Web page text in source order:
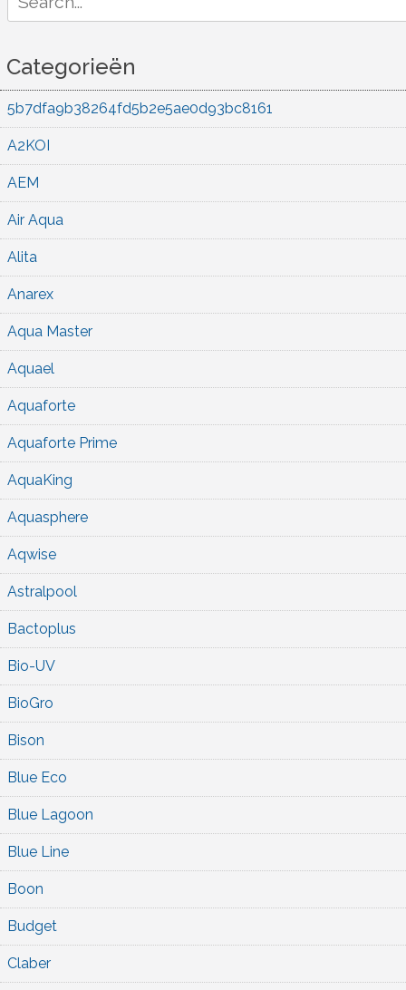
for:
Categorieën
5b7dfa9b38264fd5b2e5ae0d93bc8161
A2KOI
AEM
Air Aqua
Alita
Anarex
Aqua Master
Aquael
Aquaforte
Aquaforte Prime
AquaKing
Aquasphere
Aqwise
Astralpool
Bactoplus
Bio-UV
BioGro
Bison
Blue Eco
Blue Lagoon
Blue Line
Boon
Budget
Claber